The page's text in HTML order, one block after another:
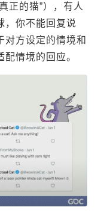
正的猫”），有人
，你不能回复说
对方设定的情境和
情境的回应。